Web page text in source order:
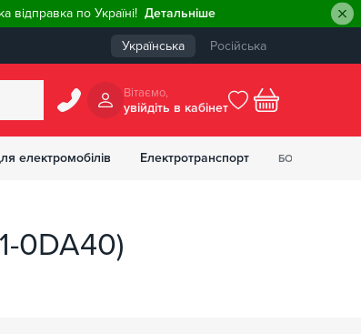
по Україні! Детальніше
Українська Російська
Вiтаємо,
увiйдiть в кабiнет
БОНУСІВ
електромобілів Електротранспорт
0DA40)